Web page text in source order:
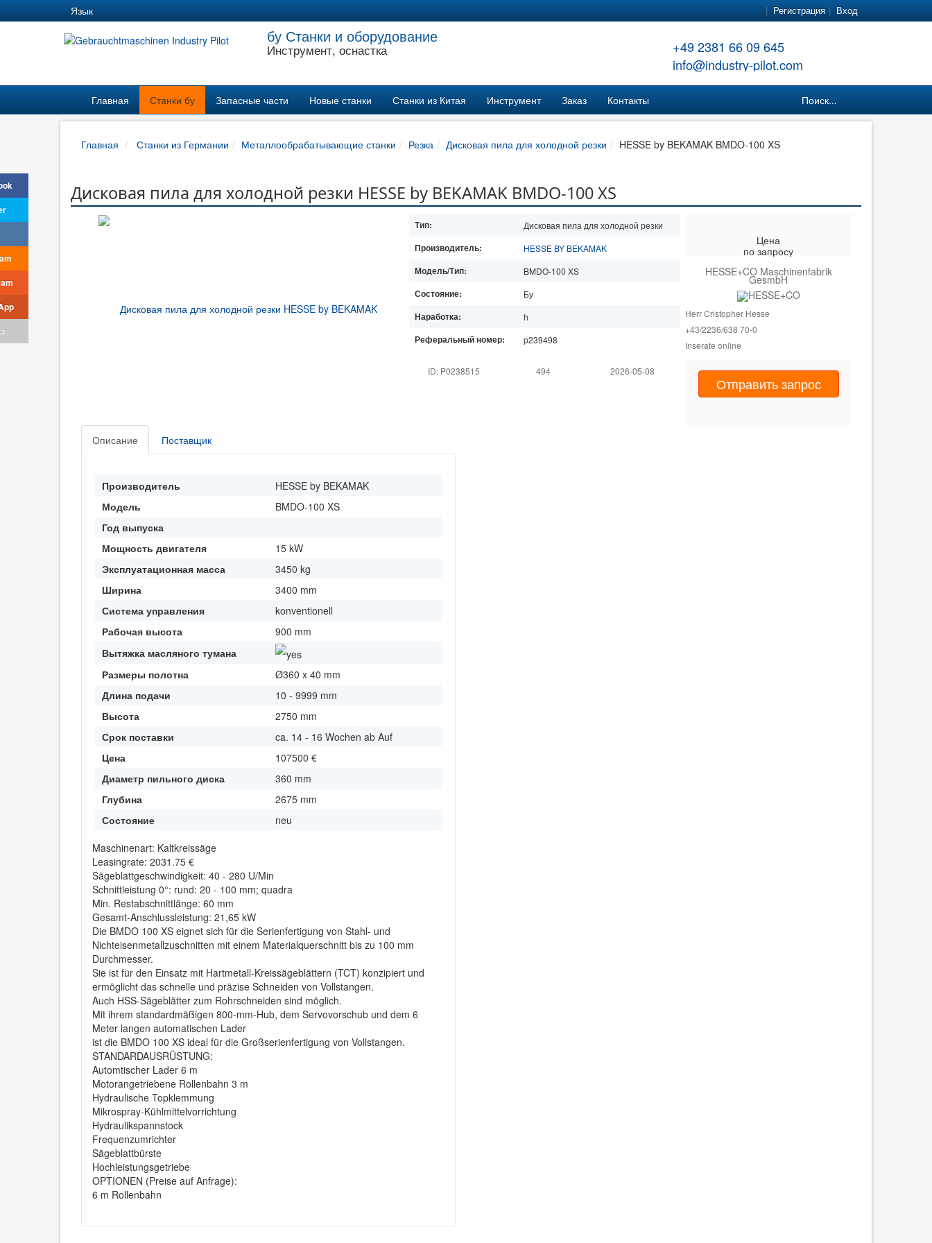
Язык Регистрация Вход
бу Станки и оборудование
Инструмент, оснастка
+49 2381 66 09 645
info@industry-pilot.com
Главная Станки бу Запасные части Новые станки Станки из Китая Инструмент Заказ Контакты Поиск...
Главная Станки из Германии Металлообрабатывающие станки Резка Дисковая пила для холодной резки HESSE by BEKAMAK BMDO-100 XS
Дисковая пила для холодной резки HESSE by BEKAMAK BMDO-100 XS
Тип: Дисковая пила для холодной резки
Производитель: HESSE BY BEKAMAK
Модель/Тип: BMDO-100 XS
Состояние: Бу
Наработка: h
Реферальный номер: p239498
ID: P0238515 494 2026-05-08
Цена
по запросу
HESSE+CO Maschinenfabrik
GesmbH
Herr Cristopher Hesse
+43/2236/638 70-0
Inserate online
Отправить запрос
Описание Поставщик
Производитель
HESSE by BEKAMAK
Модель
BMDO-100 XS
Год выпуска
Мощность двигателя
15 kW
Эксплуатационная масса
3450 kg
Ширина
3400 mm
Система управления
konventionell
Рабочая высота
900 mm
Вытяжка масляного тумана
Размеры полотна
Ø360 x 40 mm
Длина подачи
10 - 9999 mm
Высота
2750 mm
Срок поставки
ca. 14 - 16 Wochen ab Auf
Цена
107500 €
Диаметр пильного диска
360 mm
Глубина
2675 mm
Состояние
neu
Maschinenart: Kaltkreissäge
Leasingrate: 2031.75 €
Sägeblattgeschwindigkeit: 40 - 280 U/Min
Schnittleistung 0°: rund: 20 - 100 mm; quadra
Min. Restabschnittlänge: 60 mm
Gesamt-Anschlussleistung: 21,65 kW
Die BMDO 100 XS eignet sich für die Serienfertigung von Stahl- und
Nichteisenmetallzuschnitten mit einem Materialquerschnitt bis zu 100 mm
Durchmesser.
Sie ist für den Einsatz mit Hartmetall-Kreissägeblättern (TCT) konzipiert und
ermöglicht das schnelle und präzise Schneiden von Vollstangen.
Auch HSS-Sägeblätter zum Rohrschneiden sind möglich.
Mit ihrem standardmäßigen 800-mm-Hub, dem Servovorschub und dem 6
Meter langen automatischen Lader
ist die BMDO 100 XS ideal für die Großserienfertigung von Vollstangen.
STANDARDAUSRÜSTUNG:
Automtischer Lader 6 m
Motorangetriebene Rollenbahn 3 m
Hydraulische Topklemmung
Mikrospray-Kühlmittelvorrichtung
Hydraulikspannstock
Frequenzumrichter
Sägeblattbürste
Hochleistungsgetriebe
OPTIONEN (Preise auf Anfrage):
6 m Rollenbahn